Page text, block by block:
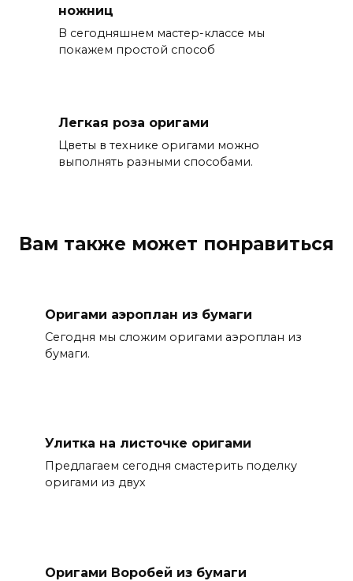
ножниц
В сегодняшнем мастер-классе мы
покажем простой способ
Легкая роза оригами
Цветы в технике оригами можно
выполнять разными способами.
Вам также может понравиться
Оригами аэроплан из бумаги
Сегодня мы сложим оригами аэроплан из
бумаги.
Улитка на листочке оригами
Предлагаем сегодня смастерить поделку
оригами из двух
Оригами Воробей из бумаги